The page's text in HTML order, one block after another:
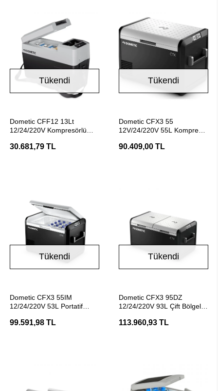
Tükendi
Dometic CFF12 13Lt
12/24/220V Kompresörlü
30.681,79 TL
Tükendi
Dometic CFX3 55
12V/24/220V 55L Kompresör
90.409,00 TL
Tükendi
Dometic CFX3 55IM
12/24/220V 53L Portatif
Soğutucu
99.591,98 TL
Tükendi
Dometic CFX3 95DZ
12/24/220V 93L Çift Bölgeli
Soğutucu
113.960,93 TL